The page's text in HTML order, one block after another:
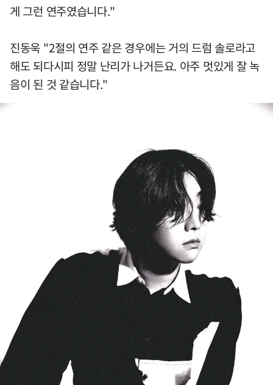
게 그런 연주였습니다."
진동욱 "2절의 연주 같은 경우에는 거의 드럼 솔로라고
해도 되다시피 정말 난리가 나거든요. 아주 멋있게 잘 녹
음이 된 것 같습니다."